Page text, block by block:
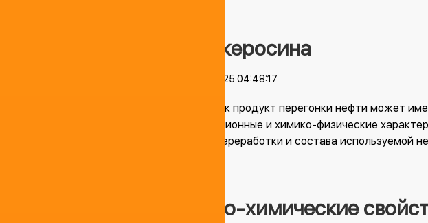
Виды керосина
20.07.2025 04:48:17
Керосин, как продукт перегонки нефти может
эксплуатационные и химико-физические
варианта переработки и состава используемой
Физико-химические